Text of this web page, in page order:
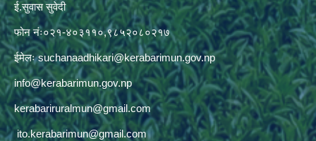
ई.सुवास सुवेदी
फोन नंः०२१-४०३११०,९८५२०८०२१७
ईमेलःsuchanaadhikari@kerabarimun.gov.np
info@kerabarimun.gov.np
kerabariruralmun@gmail.com
ito.kerabarimun@gmail.com